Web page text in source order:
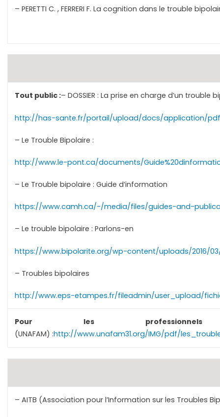
– PERETTI C. , FERRERI F. La cognition dans le trouble
Tout public :– DOSSIER : La prise en charge d’un trouble
http://has-sante.fr/portail/upload/docs/application/
– Le Trouble Bipolaire :
http://www.le-pont.ca/documents/
– Le Trouble bipolaire : Guide d’information
https://www.camh.ca/-/media/files/guides-and-
– Le trouble bipolaire : Parlons-en
https://www.bipolarite.org/wp-content/uploads/2016/
– Troubles bipolaires
http://www.eps-etampes.fr/fileadmin/user_upload/
Pour les
(UNAFAM) :http://www.unafam31.org/IMG/pdf/
– AITB (Association pour l’Information sur les Troubles